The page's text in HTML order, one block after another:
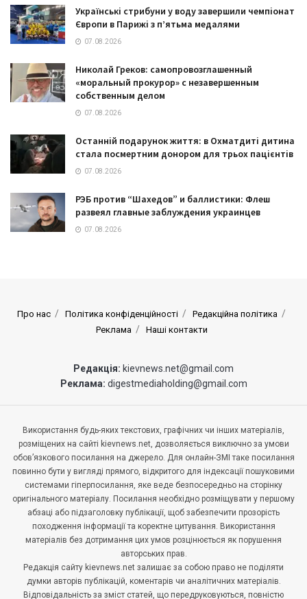
Українські стрибуни у воду завершили чемпіонат
Європи в Парижі з п’ятьма медалями
07.08.2026
Николай Греков: самопровозглашенный
«моральный прокурор» с незавершенным
собственным делом
07.08.2026
Останній подарунок життя: в Охматдиті дитина
стала посмертним донором для трьох пацієнтів
07.08.2026
РЭБ против “Шахедов” и баллистики: Флеш
развеял главные заблуждения украинцев
07.08.2026
Про нас Політика конфіденційності
Редакційна політика
Реклама
Наші контакти
Редакція: kievnews.net@gmail.com
Реклама: digestmediaholding@gmail.com
Використання будь-яких текстових, графічних чи інших матеріалів,
розміщених на сайті kievnews.net, дозволяється виключно за умови
обов’язкового посилання на джерело. Для онлайн-ЗМІ таке посилання
повинно бути у вигляді прямого, відкритого для індексації пошуковими
системами гіперпосилання, яке веде безпосередньо на сторінку
оригінального матеріалу. Посилання необхідно розміщувати у першому
абзаці або підзаголовку публікації, щоб забезпечити прозорість
походження інформації та коректне цитування. Використання
матеріалів без дотримання цих умов розцінюється як порушення
авторських прав.
Редакція сайту kievnews.net залишає за собою право не поділяти
думки авторів публікацій, коментарів чи аналітичних матеріалів.
Відповідальність за зміст статей, що передруковуються, повністю